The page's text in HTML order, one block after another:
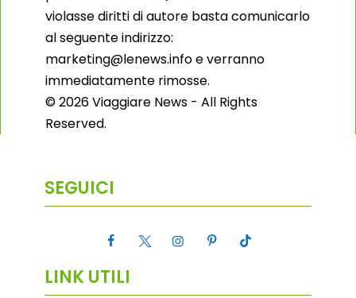
violasse diritti di autore basta comunicarlo
al seguente indirizzo:
marketing@lenews.info e verranno
immediatamente rimosse.
© 2026 Viaggiare News - All Rights
Reserved.
SEGUICI
LINK UTILI